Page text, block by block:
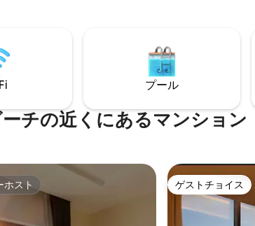
プール
ーチの近くにあるマンション
スト
ホスト ゲストチョイス
ゲストチョイス